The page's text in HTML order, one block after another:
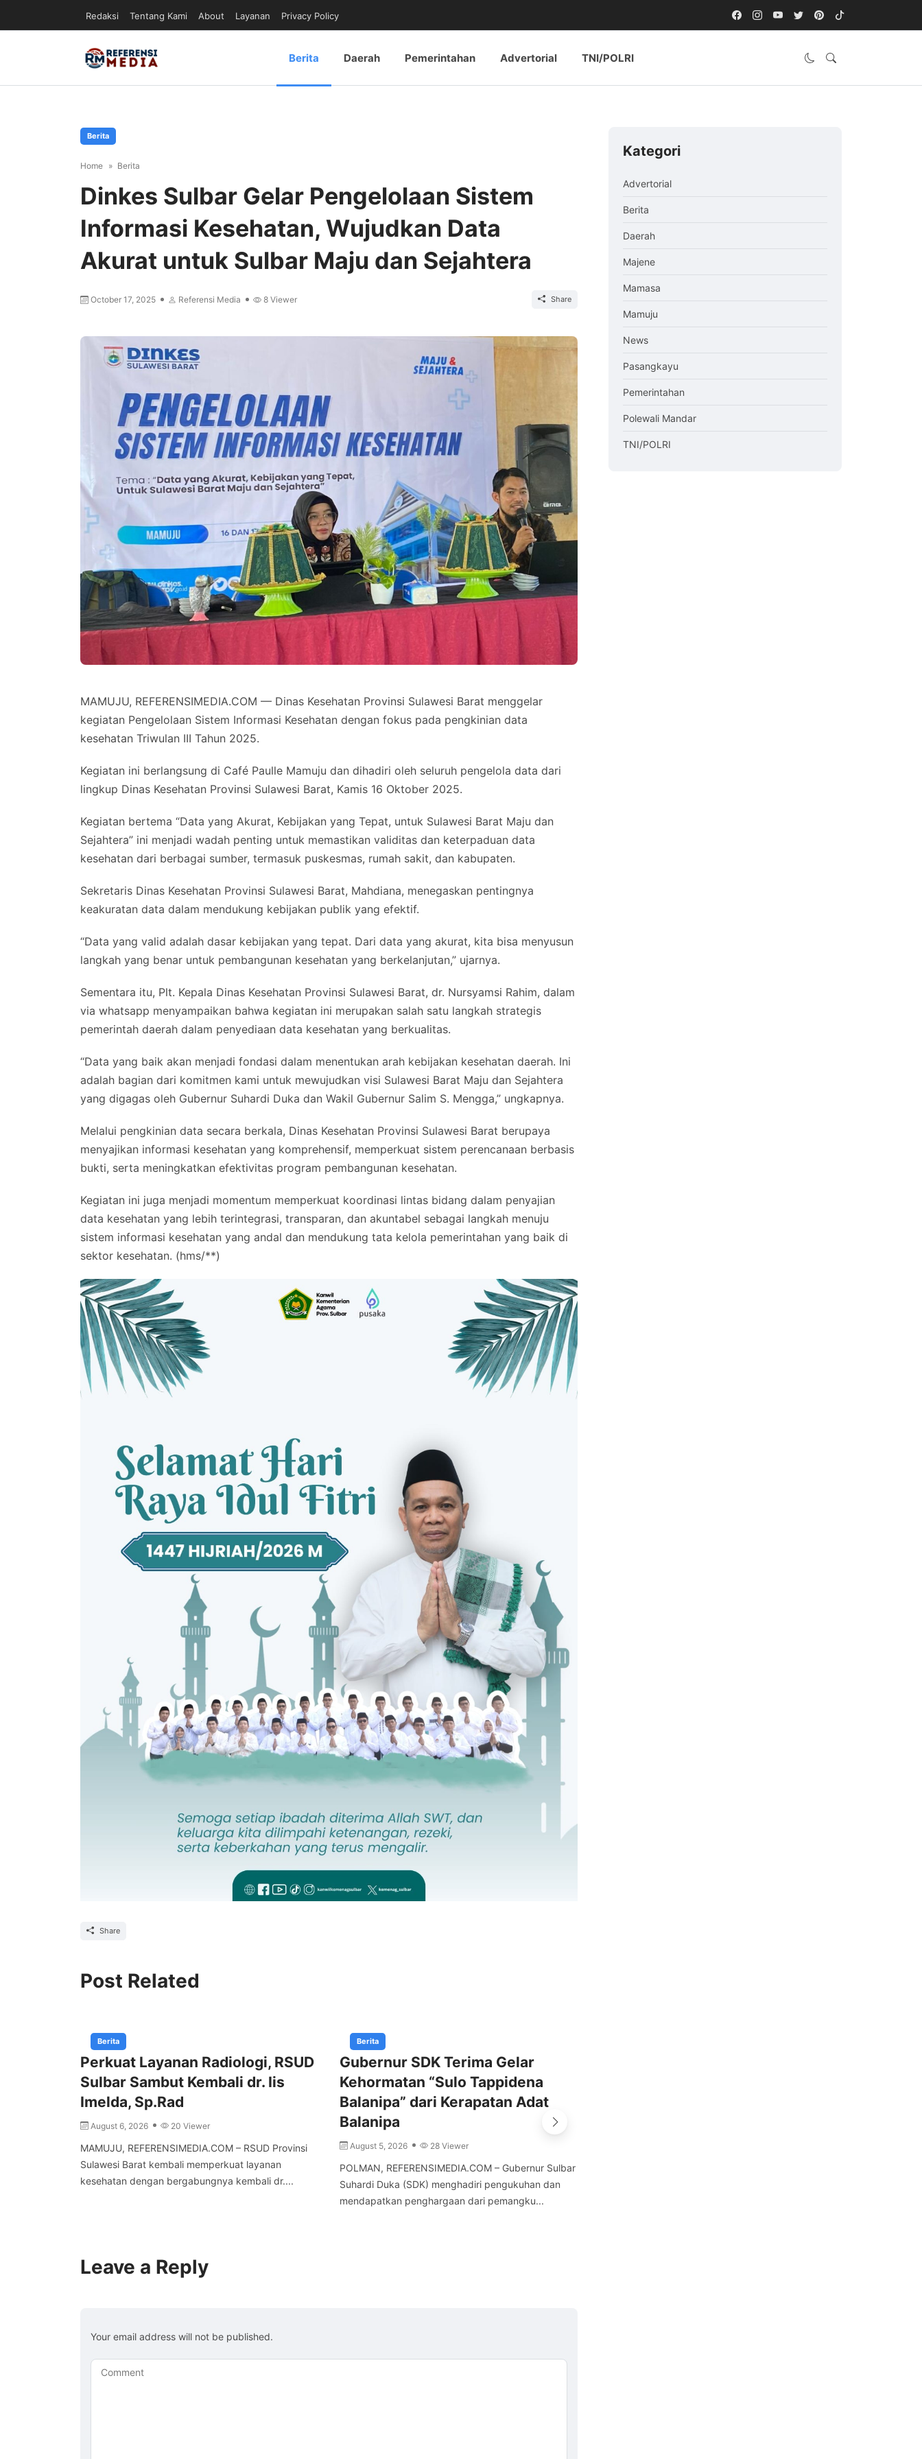
Redaksi Tentang Kami About Layanan Privacy Policy
Berita Daerah Pemerintahan Advertorial TNI/POLRI
Berita
Home Berita
Dinkes Sulbar Gelar Pengelolaan Sistem
Informasi Kesehatan, Wujudkan Data
Akurat untuk Sulbar Maju dan Sejahtera
October 17, 2025 Referensi Media 8 Viewer Share
MAMUJU, REFERENSIMEDIA.COM — Dinas Kesehatan Provinsi Sulawesi Barat menggelar
kegiatan Pengelolaan Sistem Informasi Kesehatan dengan fokus pada pengkinian data
kesehatan Triwulan III Tahun 2025.
Kegiatan ini berlangsung di Café Paulle Mamuju dan dihadiri oleh seluruh pengelola data dari
lingkup Dinas Kesehatan Provinsi Sulawesi Barat, Kamis 16 Oktober 2025.
Kegiatan bertema “Data yang Akurat, Kebijakan yang Tepat, untuk Sulawesi Barat Maju dan
Sejahtera” ini menjadi wadah penting untuk memastikan validitas dan keterpaduan data
kesehatan dari berbagai sumber, termasuk puskesmas, rumah sakit, dan kabupaten.
Sekretaris Dinas Kesehatan Provinsi Sulawesi Barat, Mahdiana, menegaskan pentingnya
keakuratan data dalam mendukung kebijakan publik yang efektif.
“Data yang valid adalah dasar kebijakan yang tepat. Dari data yang akurat, kita bisa menyusun
langkah yang benar untuk pembangunan kesehatan yang berkelanjutan,” ujarnya.
Sementara itu, Plt. Kepala Dinas Kesehatan Provinsi Sulawesi Barat, dr. Nursyamsi Rahim, dalam
via whatsapp menyampaikan bahwa kegiatan ini merupakan salah satu langkah strategis
pemerintah daerah dalam penyediaan data kesehatan yang berkualitas.
“Data yang baik akan menjadi fondasi dalam menentukan arah kebijakan kesehatan daerah. Ini
adalah bagian dari komitmen kami untuk mewujudkan visi Sulawesi Barat Maju dan Sejahtera
yang digagas oleh Gubernur Suhardi Duka dan Wakil Gubernur Salim S. Mengga,” ungkapnya.
Melalui pengkinian data secara berkala, Dinas Kesehatan Provinsi Sulawesi Barat berupaya
menyajikan informasi kesehatan yang komprehensif, memperkuat sistem perencanaan berbasis
bukti, serta meningkatkan efektivitas program pembangunan kesehatan.
Kegiatan ini juga menjadi momentum memperkuat koordinasi lintas bidang dalam penyajian
data kesehatan yang lebih terintegrasi, transparan, dan akuntabel sebagai langkah menuju
sistem informasi kesehatan yang andal dan mendukung tata kelola pemerintahan yang baik di
sektor kesehatan. (hms/**)
Share
Post Related
Berita
Perkuat Layanan Radiologi, RSUD
Sulbar Sambut Kembali dr. Iis
Imelda, Sp.Rad
August 6, 2026 20 Viewer
MAMUJU, REFERENSIMEDIA.COM – RSUD Provinsi
Sulawesi Barat kembali memperkuat layanan
kesehatan dengan bergabungnya kembali dr....
Berita
Gubernur SDK Terima Gelar
Kehormatan “Sulo Tappidena
Balanipa” dari Kerapatan Adat
Balanipa
August 5, 2026 28 Viewer
POLMAN, REFERENSIMEDIA.COM – Gubernur Sulbar
Suhardi Duka (SDK) menghadiri pengukuhan dan
mendapatkan penghargaan dari pemangku...
Leave a Reply
Your email address will not be published.
Comment
Kategori
Advertorial
Berita
Daerah
Majene
Mamasa
Mamuju
News
Pasangkayu
Pemerintahan
Polewali Mandar
TNI/POLRI